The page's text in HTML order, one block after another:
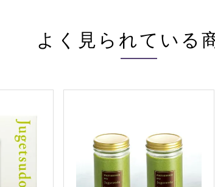
よく見られている